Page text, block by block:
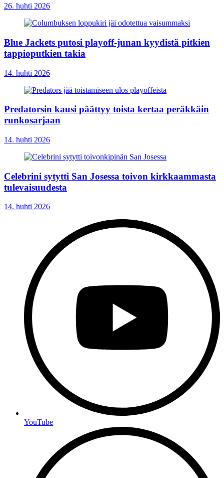
26. huhti 2026
Blue Jackets putosi playoff-junan kyydistä pitkien
tappioputkien takia
14. huhti 2026
Predatorsin kausi päättyy toista kertaa peräkkäin
runkosarjaan
14. huhti 2026
Celebrini sytytti San Josessa toivon kirkkaammasta
tulevaisuudesta
14. huhti 2026
YouTube